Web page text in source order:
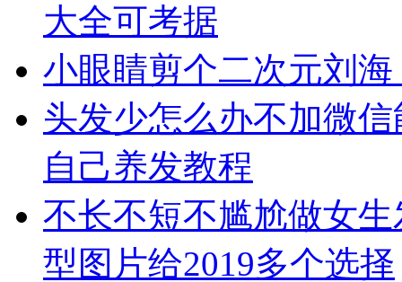
大全可考据
小眼睛剪个二次元刘
头发少怎么办不加微
自己养发教程
不长不短不尴尬做女
型图片给2019多个选择